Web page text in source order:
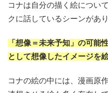
コナは自分の描く絵につい
クに話しているシーンがあり
「想像＝未来予知」の可能
として想像したイメージを
コナの絵の中には、漫画原